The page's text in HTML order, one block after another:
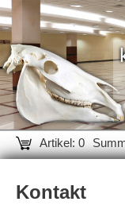
Artikel: 0
Kontakt